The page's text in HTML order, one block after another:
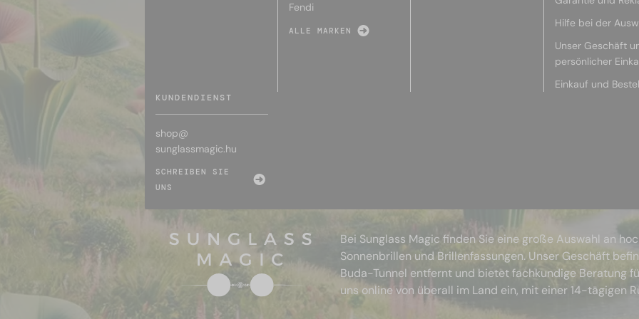
Fendi
ALLE MARKEN
Hilfe bei der
Unser Geschäft
persönlicher
Einkauf und
KUNDENDIENST
shop@
sunglassmagic.hu
SCHREIBEN SIE
UNS
Bei Sunglass Magic finden Sie eine große Auswahl an
Sonnenbrillen und Brillenfassungen. Unser Geschäft
Buda-Tunnel entfernt und bietet fachkundige Beratung
uns online von überall im Land ein, mit einer 14-tägigen